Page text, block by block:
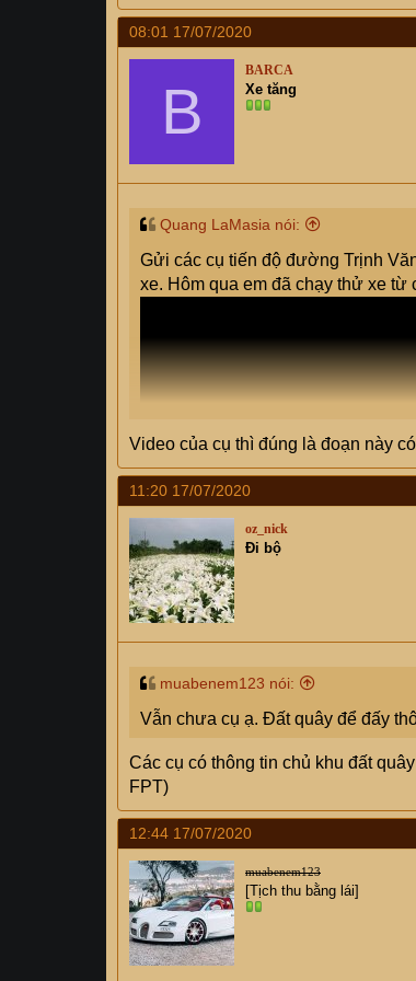
a
c
t
o
n
s
08:01 17/07/2020
B
BARCA
Xe tăng
Quang LaMasia nói:
Gửi các cụ tiến độ đường Trịnh
xe. Hôm qua em đã chạy thử xe
Video của cụ thì đúng là đoạn này
11:20 17/07/2020
oz_nick
Đi bộ
muabenem123 nói:
Vẫn chưa cụ ạ. Đất quây để đấy
Các cụ có thông tin chủ khu đất
FPT)
12:44 17/07/2020
muabenem123
[Tịch thu bằng lái]